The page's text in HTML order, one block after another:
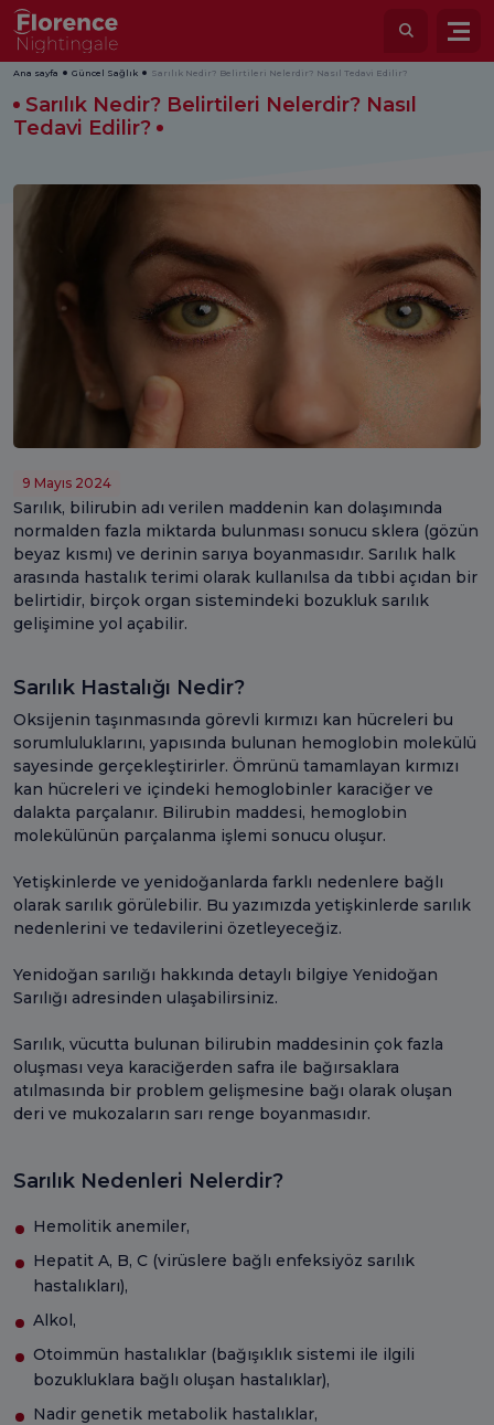
Ana sayfa Güncel Sağlık Sarılık Nedir? Belirtileri Nelerdir? Nasıl Tedavi Edilir?
Sarılık Nedir? Belirtileri Nelerdir? Nasıl
Tedavi Edilir?
9 Mayıs 2024
Sarılık, bilirubin adı verilen maddenin kan dolaşımında
normalden fazla miktarda bulunması sonucu sklera (gözün
beyaz kısmı) ve derinin sarıya boyanmasıdır. Sarılık halk
arasında hastalık terimi olarak kullanılsa da tıbbi açıdan bir
belirtidir, birçok organ sistemindeki bozukluk sarılık
gelişimine yol açabilir.
Sarılık Hastalığı Nedir?
Oksijenin taşınmasında görevli kırmızı kan hücreleri bu
sorumluluklarını, yapısında bulunan hemoglobin molekülü
sayesinde gerçekleştirirler. Ömrünü tamamlayan kırmızı
kan hücreleri ve içindeki hemoglobinler karaciğer ve
dalakta parçalanır. Bilirubin maddesi, hemoglobin
molekülünün parçalanma işlemi sonucu oluşur.
Yetişkinlerde ve yenidoğanlarda farklı nedenlere bağlı
olarak sarılık görülebilir. Bu yazımızda yetişkinlerde sarılık
nedenlerini ve tedavilerini özetleyeceğiz.
Yenidoğan sarılığı hakkında detaylı bilgiye Yenidoğan
Sarılığı adresinden ulaşabilirsiniz.
Sarılık, vücutta bulunan bilirubin maddesinin çok fazla
oluşması veya karaciğerden safra ile bağırsaklara
atılmasında bir problem gelişmesine bağı olarak oluşan
deri ve mukozaların sarı renge boyanmasıdır.
Sarılık Nedenleri Nelerdir?
Hemolitik anemiler,
Hepatit A, B, C (virüslere bağlı enfeksiyöz sarılık
hastalıkları),
Alkol,
Otoimmün hastalıklar (bağışıklık sistemi ile ilgili
bozukluklara bağlı oluşan hastalıklar),
Nadir genetik metabolik hastalıklar,